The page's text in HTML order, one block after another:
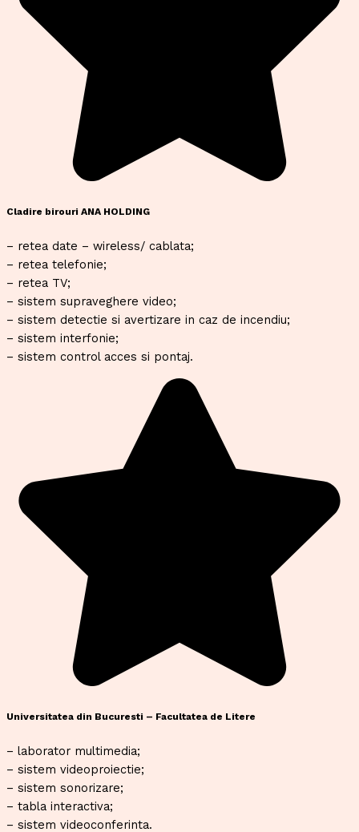
Cladire birouri ANA HOLDING
– retea date – wireless/ cablata;
– retea telefonie;
– retea TV;
– sistem supraveghere video;
– sistem detectie si avertizare in caz de incendiu;
– sistem interfonie;
– sistem control acces si pontaj.
Universitatea din Bucuresti – Facultatea de Litere
– laborator multimedia;
– sistem videoproiectie;
– sistem sonorizare;
– tabla interactiva;
– sistem videoconferinta.